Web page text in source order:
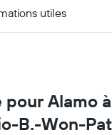
utiles
Alamo à
B.-Won-Pat